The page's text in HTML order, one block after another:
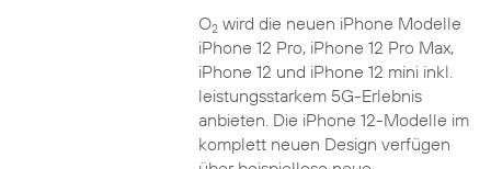
O2wird die neuen iPhone Modelle
iPhone 12 Pro, iPhone 12 Pro Max,
iPhone 12 und iPhone 12 mini inkl.
leistungsstarkem 5G-Erlebnis
anbieten. Die iPhone 12-Modelle im
komplett neuen Design verfügen